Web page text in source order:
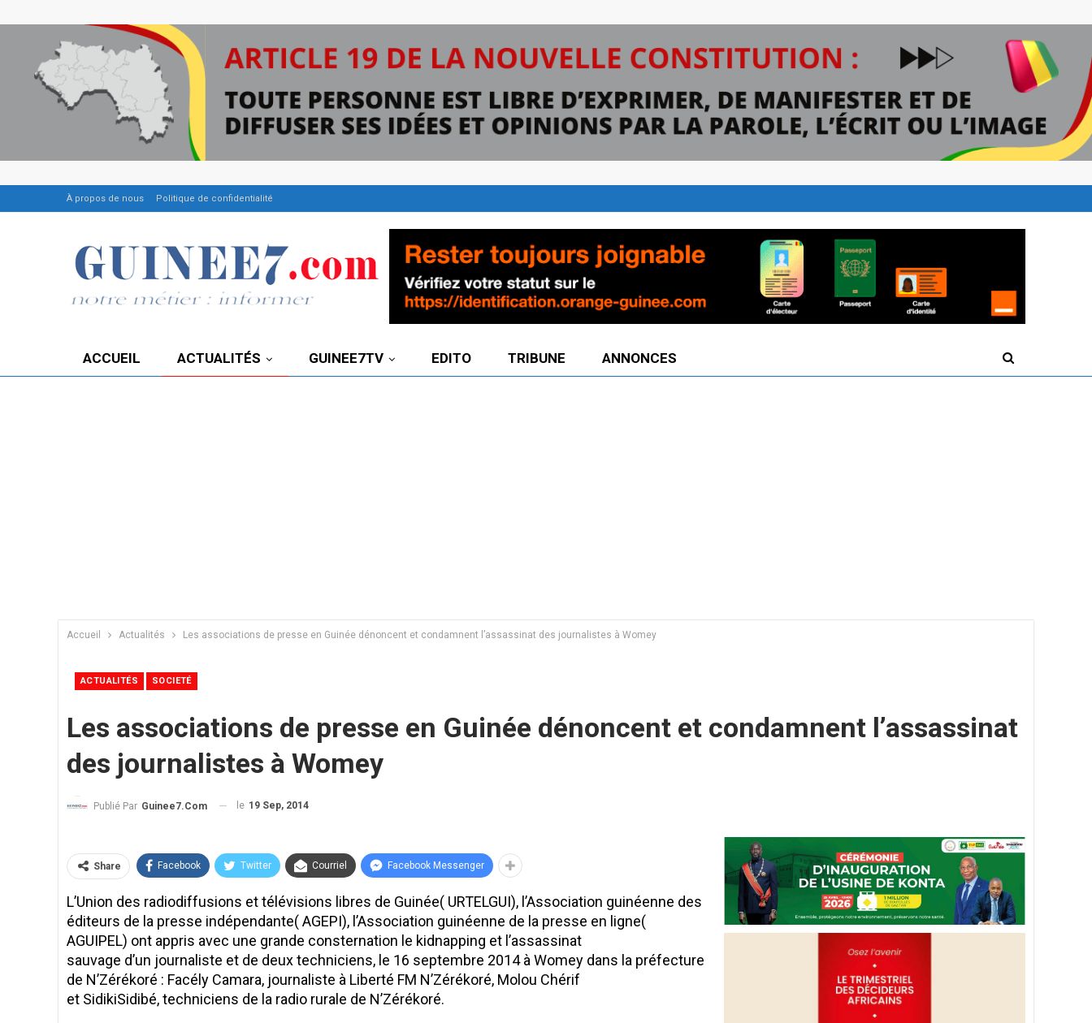
À propos de nous Politique de confidentialité
ACCUEIL ACTUALITÉS GUINEE7TV EDITO TRIBUNE ANNONCES
Accueil Actualités Les associations de presse en Guinée dénoncent et condamnent l’assassinat des journalistes à Womey
ACTUALITÉS SOCIETÉ
Les associations de presse en Guinée dénoncent et condamnent l’assassinat
des journalistes à Womey
Publié Par Guinee7.com le 19 Sep, 2014
Share Facebook Twitter Courriel Facebook Messenger
L’Union des radiodiffusions et télévisions libres de Guinée( URTELGUI), l’Association guinéenne des
éditeurs de la presse indépendante( AGEPI), l’Association guinéenne de la presse en ligne(
AGUIPEL) ont appris avec une grande consternation le kidnapping et l’assassinat
sauvage d’un journaliste et de deux techniciens, le 16 septembre 2014 à Womey dans la préfecture
de N’Zérékoré : Facély Camara, journaliste à Liberté FM N’Zérékoré, Molou Chérif
et SidikiSidibé, techniciens de la radio rurale de N’Zérékoré.